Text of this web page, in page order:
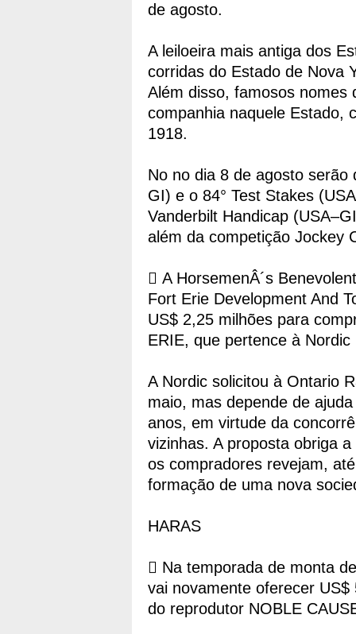
de agosto.
A leiloeira mais antiga dos
corridas do Estado de Nova
Além disso, famosos nomes
companhia naquele Estado,
1918.
No no dia 8 de agosto serão
GI) e o 84° Test Stakes
Vanderbilt Handicap
além da competição Jockey
 A HorsemenÂ´s
Fort Erie Development And
US$ 2,25 milhões para
ERIE, que pertence à
A Nordic solicitou à Ontario
maio, mas depende de
anos, em virtude da
vizinhas. A proposta obriga
os compradores revejam,
formação de uma nova
HARAS
 Na temporada de monta
vai novamente oferecer
do reprodutor NOBLE